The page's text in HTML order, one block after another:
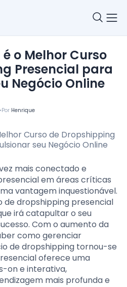
•Por Henrique
Presencial para
Negócio Online
mais conectado e
em áreas críticas
vantagem inquestionável.
de dropshipping presencial
irá catapultar o seu
Com o aumento da
como gerenciar
de dropshipping tornou-se
oferece uma
on e interativa,
mais profunda e